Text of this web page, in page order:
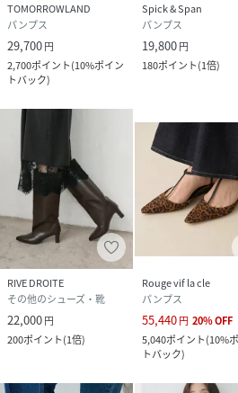
実物と色味が異なる場合がございま
※入荷状況により、お届け予定が前
※お客様への発送が店頭販売より遅
※追加生産商品は、一部の店舗、通
予めご了承下さい。
----------
性別タイプ レディース
原産国 日本
素材
本体:豚革
底:合成底
サイズ 36、37、38
品番
TOMORROWLAND
パンプス
29,700円
2,700ポイント(10%ポイン
トバック)
Spick & Span
パンプス
19,800円
180ポイント(1倍)
RIVE DROITE
その他のシューズ・靴
22,000円
200ポイント(1倍)
Rouge vif la cle
パンプス
55,440円 20%OFF
5,040ポイント(10%
トバック)